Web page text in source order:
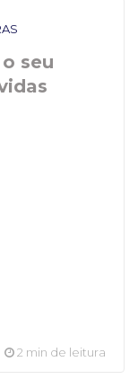
seu
2 min de leitura